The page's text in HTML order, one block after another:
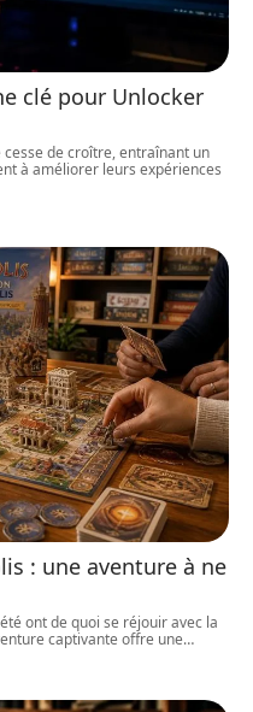
clé pour Unlocker
de croître, entraînant un
à améliorer leurs expériences
: une aventure à ne
ont de quoi se réjouir avec la
captivante offre une…